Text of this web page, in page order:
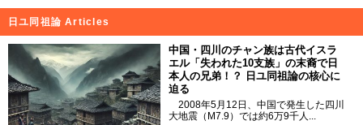
日ユ同祖論 Articles
中国・四川のチャン族は古代イスラ
エル「失われた10支族」の末裔で日
本人の兄弟！？ 日ユ同祖論の核心に
迫る
2008年5月12日、中国で発生した四川
大地震（M7.9）では約6万9千人...